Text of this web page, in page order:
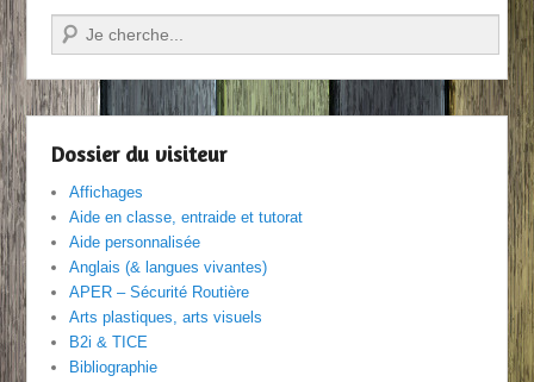
Recherche
Dossier du visiteur
Affichages
Aide en classe, entraide et tutorat
Aide personnalisée
Anglais (& langues vivantes)
APER – Sécurité Routière
Arts plastiques, arts visuels
B2i & TICE
Bibliographie